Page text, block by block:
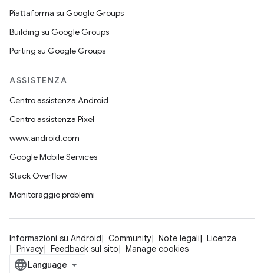
Piattaforma su Google Groups
Building su Google Groups
Porting su Google Groups
ASSISTENZA
Centro assistenza Android
Centro assistenza Pixel
www.android.com
Google Mobile Services
Stack Overflow
Monitoraggio problemi
Informazioni su Android Community Note legali
Licenza
Privacy
Feedback sul sito Manage cookies